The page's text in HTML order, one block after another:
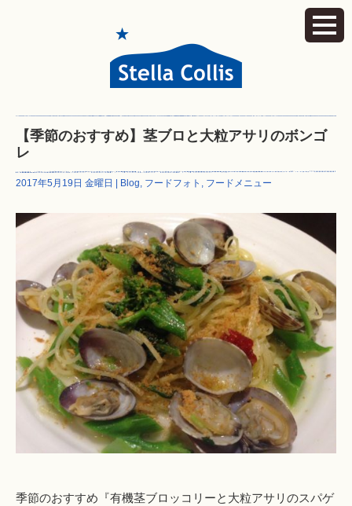
【季節のおすすめ】茎ブロと大粒アサリのボンゴ
レ
2017年5月19日 金曜日 | Blog, フードフォト , フードメニュー
季節のおすすめ『有機茎ブロッコリーと大粒アサリのスパゲ